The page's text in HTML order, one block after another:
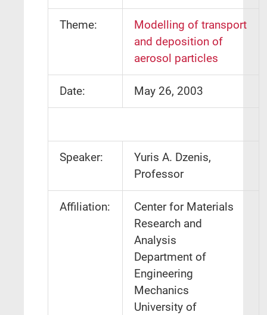
Theme:
Modelling of transport
and deposition of
aerosol particles
Date: May 26, 2003
Speaker:
Yuris A. Dzenis,
Professor
Affiliation:
Center for Materials
Research and
Analysis
Department of
Engineering
Mechanics
University of